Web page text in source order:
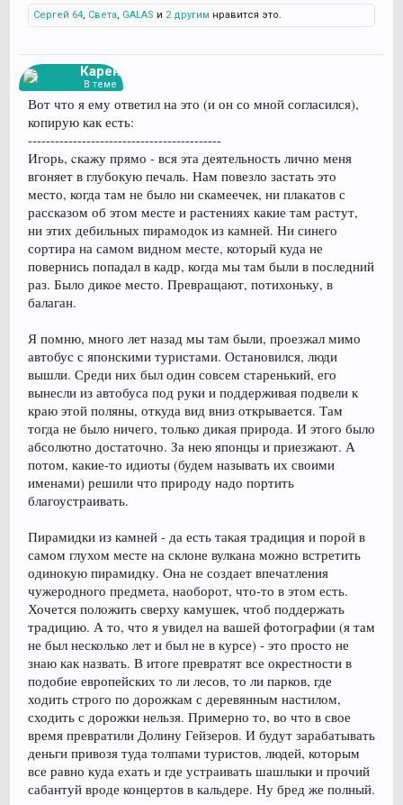
Сергей 64 Света GALAS и 2 другим нравится это.
Карен
В теме
Вот что я ему ответил на это (и он со мной согласился),
копирую как есть:
-------------------------------------------
Игорь, cкажу прямо - вся эта деятельность лично меня
вгоняет в глубокую печаль. Нам повезло застать это
место, когда там не было ни скамеечек, ни плакатов с
рассказом об этом месте и растениях какие там растут,
ни этих дебильных пирамодок из камней. Ни синего
сортира на самом видном месте, который куда не
повернись попадал в кадр, когда мы там были в последний
раз. Было дикое место. Превращают, потихоньку, в
балаган.
Я помню, много лет назад мы там были, проезжал мимо
автобус с японскими туристами. Остановился, люди
вышли. Среди них был один совсем старенький, его
вынесли из автобуса под руки и поддерживая подвели к
краю этой поляны, откуда вид вниз открывается. Там
тогда не было ничего, только дикая природа. И этого было
абсолютно достаточно. За нею японцы и приезжают. А
потом, какие-то идиоты (будем называть их своими
именами) решили что природу надо портить
благоустраивать.
Пирамидки из камней - да есть такая традиция и порой в
самом глухом месте на склоне вулкана можно встретить
одинокую пирамидку. Она не создает впечатления
чужеродного предмета, наоборот, что-то в этом есть.
Хочется положить сверху камушек, чтоб поддержать
традицию. А то, что я увидел на вашей фотографии (я там
не был несколько лет и был не в курсе) - это просто не
знаю как назвать. В итоге превратят все окрестности в
подобие европейских то ли лесов, то ли парков, где
ходить строго по дорожкам с деревянным настилом,
сходить с дорожки нельзя. Примерно то, во что в свое
время превратили Долину Гейзеров. И будут зарабатывать
деньги привозя туда толпами туристов, людей, которым
все равно куда ехать и где устраивать шашлыки и прочий
сабантуй вроде концертов в кальдере. Ну бред же полный.